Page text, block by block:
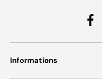
Informations